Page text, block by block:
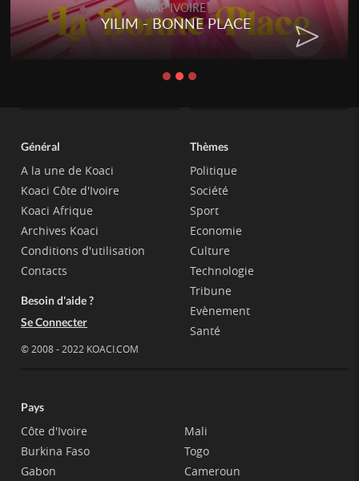
RAP IVOIRE
YILIM - BONNE PLACE
Général
A la une de Koaci
Koaci Côte d'Ivoire
Koaci Afrique
Archives Koaci
Conditions d'utilisation
Contacts
Besoin d'aide ?
Se Connecter
© 2008 - 2022 KOACI.COM
Thèmes
Politique
Société
Sport
Economie
Culture
Technologie
Tribune
Evènement
Santé
Pays
Côte d'Ivoire
Burkina Faso
Gabon
Mali
Togo
Cameroun